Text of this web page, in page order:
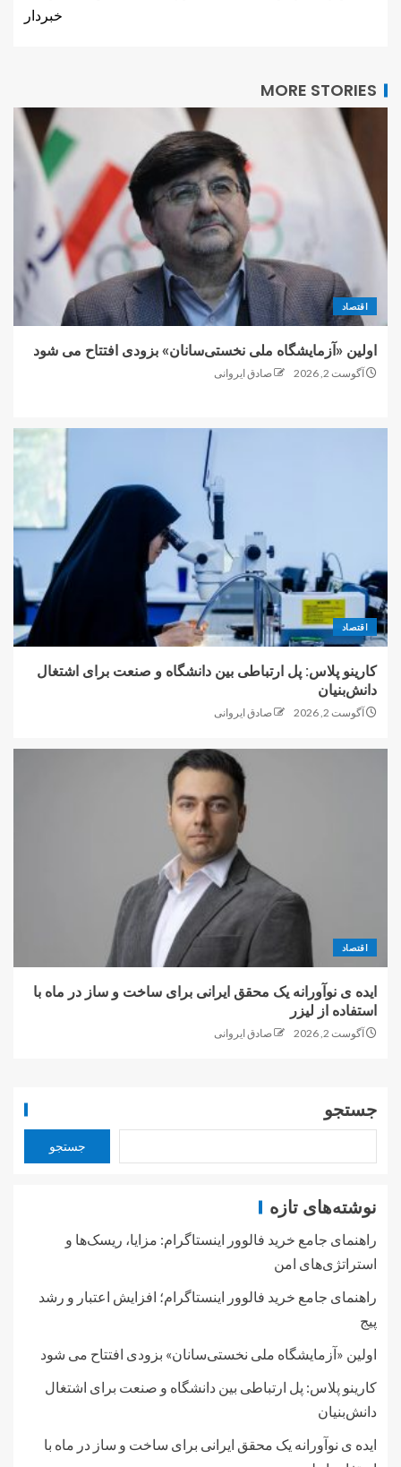
خبردار
MORE STORIES
اقتصاد
اولین «آزمایشگاه ملی نخستی‌سانان» بزودی افتتاح می شود
آگوست 2, 2026 صادق ایروانی
اقتصاد
کارینو پلاس: پل ارتباطی بین دانشگاه و صنعت برای اشتغال
دانش‌بنیان
آگوست 2, 2026 صادق ایروانی
اقتصاد
ایده ی نوآورانه یک محقق ایرانی برای ساخت و ساز در ماه با
استفاده از لیزر
آگوست 2, 2026 صادق ایروانی
جستجو
جستجو
نوشته‌های تازه
راهنمای جامع خرید فالوور اینستاگرام: مزایا، ریسک‌ها و
استراتژی‌های امن
راهنمای جامع خرید فالوور اینستاگرام؛ افزایش اعتبار و رشد
پیج
اولین «آزمایشگاه ملی نخستی‌سانان» بزودی افتتاح می شود
کارینو پلاس: پل ارتباطی بین دانشگاه و صنعت برای اشتغال
دانش‌بنیان
ایده ی نوآورانه یک محقق ایرانی برای ساخت و ساز در ماه با